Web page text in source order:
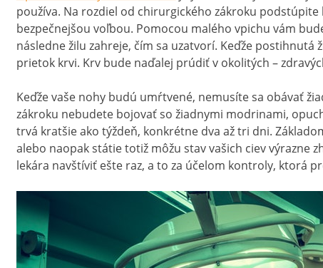
používa. Na rozdiel od chirurgického zákroku
bezpečnejšou voľbou. Pomocou malého vpichu vám
následne žilu zahreje, čím sa uzatvorí. Keďže postihnutá
prietok krvi. Krv bude naďalej prúdiť v okolitých –
Keďže vaše nohy budú umŕtvené, nemusíte sa obávať
zákroku nebudete bojovať so žiadnymi modrinami,
trvá kratšie ako týždeň, konkrétne dva až tri dni.
alebo naopak státie totiž môžu stav vašich ciev výrazne
lekára navštíviť ešte raz, a to za účelom kontroly, ktorá